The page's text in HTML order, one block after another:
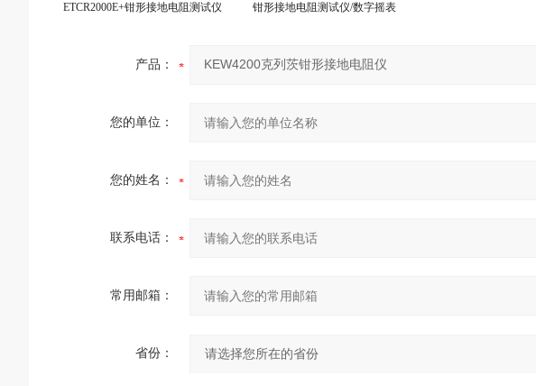
ETCR2000E+钳形接地电阻测试仪
钳形接地电阻测试仪/数字摇表
产品：
您的单位：
您的姓名：
联系电话：
常用邮箱：
省份：